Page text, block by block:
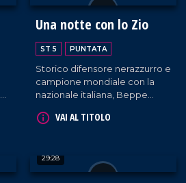
Una notte con lo Zio
ST 5 PUNTATA
Storico difensore nerazzurro e
campione mondiale con la
nazionale italiana, Beppe
una serata all'insegna della
VAI AL TITOLO
29:28